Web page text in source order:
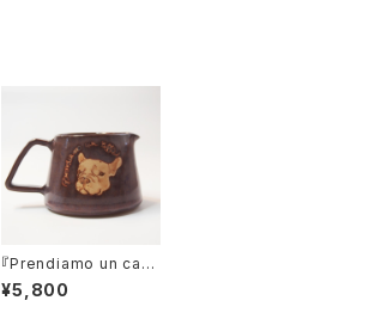
『Prendiamo un caff
e!』コーヒーポット・ピッ
チャー フレンチブルド
¥5,800